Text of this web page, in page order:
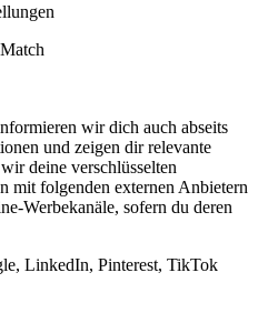
wir dich auch abseits
und zeigen dir relevante
deine verschlüsselten
mit folgenden externen Anbietern
Werbekanäle, sofern du deren
LinkedIn, Pinterest, TikTok